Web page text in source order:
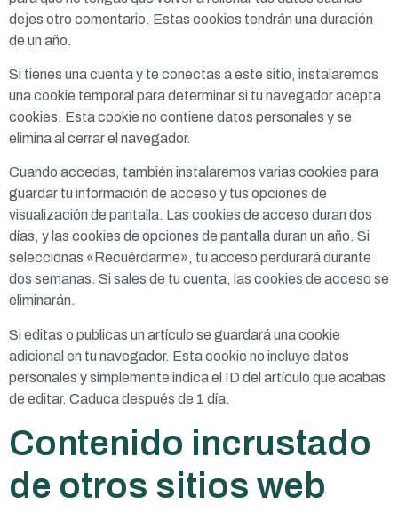
dejes otro comentario. Estas cookies tendrán una duración
de un año.
Si tienes una cuenta y te conectas a este sitio, instalaremos
una cookie temporal para determinar si tu navegador acepta
cookies. Esta cookie no contiene datos personales y se
elimina al cerrar el navegador.
Cuando accedas, también instalaremos varias cookies para
guardar tu información de acceso y tus opciones de
visualización de pantalla. Las cookies de acceso duran dos
días, y las cookies de opciones de pantalla duran un año. Si
seleccionas «Recuérdarme», tu acceso perdurará durante
dos semanas. Si sales de tu cuenta, las cookies de acceso se
eliminarán.
Si editas o publicas un artículo se guardará una cookie
adicional en tu navegador. Esta cookie no incluye datos
personales y simplemente indica el ID del artículo que acabas
de editar. Caduca después de 1 día.
Contenido incrustado
de otros sitios web